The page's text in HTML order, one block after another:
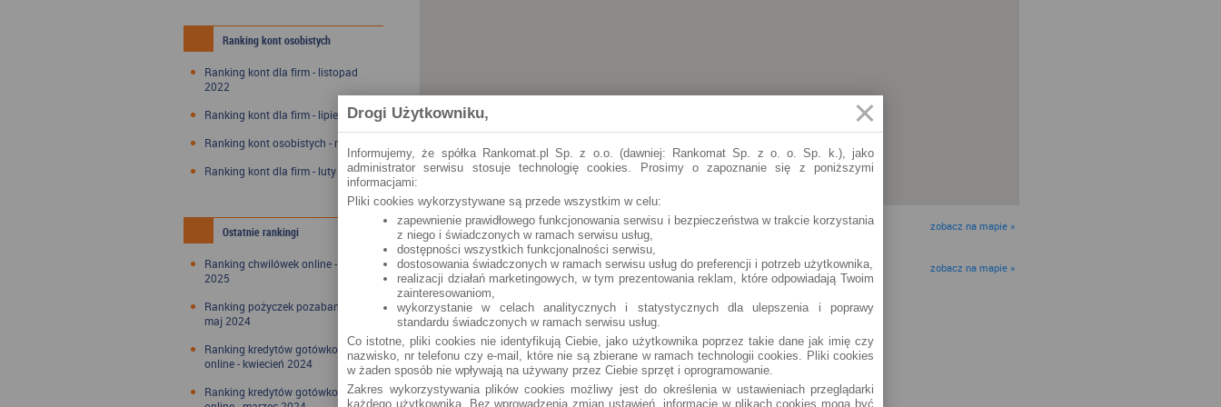
Ranking kont osobistych
Ranking kont dla firm - listopad
2022
Ranking kont dla firm - lipiec 2022
Ranking kont osobistych - maj 2022
Ranking kont dla firm - luty 2022
Ostatnie rankingi
Ranking chwilówek online - styczeń
2025
Ranking pożyczek pozabankowych -
maj 2024
Ranking kredytów gotówkowych
online - kwiecień 2024
Ranking kredytów gotówkowych
Swarzędz Os. H. Cegielskiego 32 zobacz na mapie »
Swarzędz Cieszkowskiego 29 zobacz na mapie »
Drogi Użytkowniku,
Informujemy, że spółka Rankomat.pl Sp. z o.o. (dawniej: Rankomat Sp. z o. o. Sp. k.), jako
administrator serwisu stosuje technologię cookies. Prosimy o zapoznanie się z poniższymi
informacjami:
Pliki cookies wykorzystywane są przede wszystkim w celu:
zapewnienie prawidłowego funkcjonowania serwisu i bezpieczeństwa w trakcie korzystania
z niego i świadczonych w ramach serwisu usług,
dostępności wszystkich funkcjonalności serwisu,
dostosowania świadczonych w ramach serwisu usług do preferencji i potrzeb użytkownika,
realizacji działań marketingowych, w tym prezentowania reklam, które odpowiadają Twoim
zainteresowaniom,
wykorzystanie w celach analitycznych i statystycznych dla ulepszenia i poprawy
standardu świadczonych w ramach serwisu usług.
Co istotne, pliki cookies nie identyfikują Ciebie, jako użytkownika poprzez takie dane jak imię czy
nazwisko, nr telefonu czy e-mail, które nie są zbierane w ramach technologii cookies. Pliki cookies
w żaden sposób nie wpływają na używany przez Ciebie sprzęt i oprogramowanie.
Zakres wykorzystywania plików cookies możliwy jest do określenia w ustawieniach przeglądarki
każdego użytkownika. Bez wprowadzenia zmian ustawień, informacje w plikach cookies mogą być